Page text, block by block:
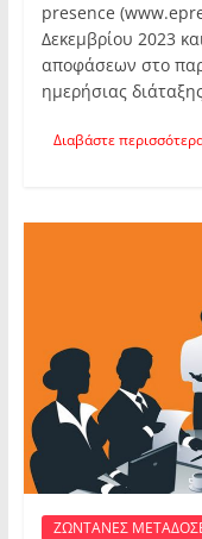
presence
Δεκεμβρίου 2023
αποφάσεων στο
ημερήσιας
Διαβάστε
ΖΩΝΤΑΝΕΣ